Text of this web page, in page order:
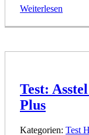
Weiterlesen
Test:
Plus
Kategorien: Test